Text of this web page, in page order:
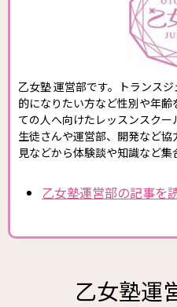
乙女塾 運営部です。トランス
的になりたい方など性別や年
ての人へ向けたレッスンスク
生徒さんや運営部、開発など
見などから体験談や知識など集
乙女塾運営部の記事を
乙女塾運